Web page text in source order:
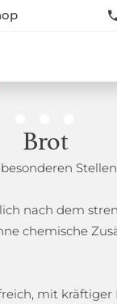
Qualität und
Brot
nach dem
chemische
mit kräftiger